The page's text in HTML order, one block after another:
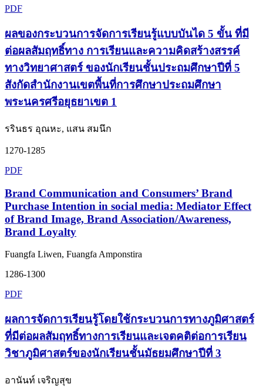
PDF
ผลของกระบวนการจัดการเรียนรู้แบบบันได 5 ขั้น ที่มี
ต่อผลสัมฤทธิ์ทาง การเรียนและความคิดสร้างสรรค์
ทางวิทยาศาสตร์ ของนักเรียนชั้นประถมศึกษาปีที่ 5
สังกัดสำนักงานเขตพื้นที่การศึกษาประถมศึกษา
พระนครศรีอยุธยาเขต 1
รรินธร อุณหะ, แสน สมนึก
1270-1285
PDF
Brand Communication and Consumers’ Brand
Purchase Intention in social media: Mediator Effect
of Brand Image, Brand Association/Awareness,
Brand Loyalty
Fuangfa Liwen, Fuangfa Amponstira
1286-1300
PDF
ผลการจัดการเรียนรู้โดยใช้กระบวนการทางภูมิศาสตร์
ที่มีต่อผลสัมฤทธิ์ทางการเรียนและเจตคติต่อการเรียน
วิชาภูมิศาสตร์ของนักเรียนชั้นมัธยมศึกษาปีที่ 3
อานันท์ เจริญสุข